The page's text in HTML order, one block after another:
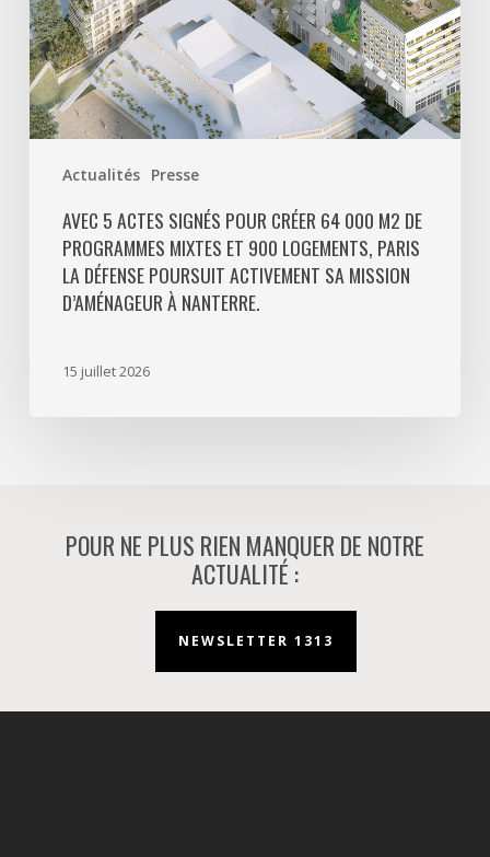
Actualités Presse
programmes
mixtes
et
900
logements,
Défense
poursuit
activement
AVEC 5 ACTES SIGNÉS POUR CRÉER 64 000 M2 DE
PROGRAMMES MIXTES ET 900 LOGEMENTS, PARIS
LA DÉFENSE POURSUIT ACTIVEMENT SA MISSION
D’AMÉNAGEUR À NANTERRE.
15 juillet 2026
POUR NE PLUS RIEN MANQUER DE NOTRE
ACTUALITÉ :
NEWSLETTER 1313